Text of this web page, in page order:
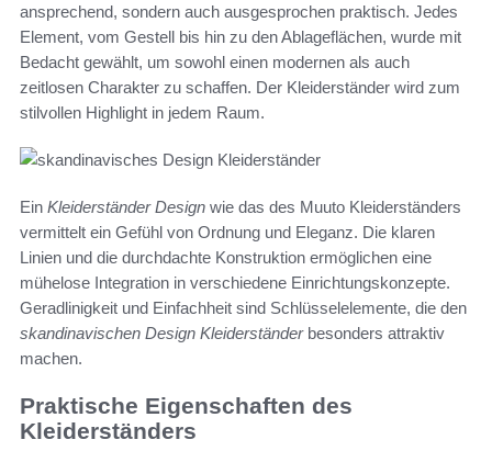
ansprechend, sondern auch ausgesprochen praktisch. Jedes
Element, vom Gestell bis hin zu den Ablageflächen, wurde mit
Bedacht gewählt, um sowohl einen modernen als auch
zeitlosen Charakter zu schaffen. Der Kleiderständer wird zum
stilvollen Highlight in jedem Raum.
Ein Kleiderständer Design wie das des Muuto Kleiderständers
vermittelt ein Gefühl von Ordnung und Eleganz. Die klaren
Linien und die durchdachte Konstruktion ermöglichen eine
mühelose Integration in verschiedene Einrichtungskonzepte.
Geradlinigkeit und Einfachheit sind Schlüsselelemente, die den
skandinavischen Design Kleiderständerbesonders attraktiv
machen.
Praktische Eigenschaften des
Kleiderständers